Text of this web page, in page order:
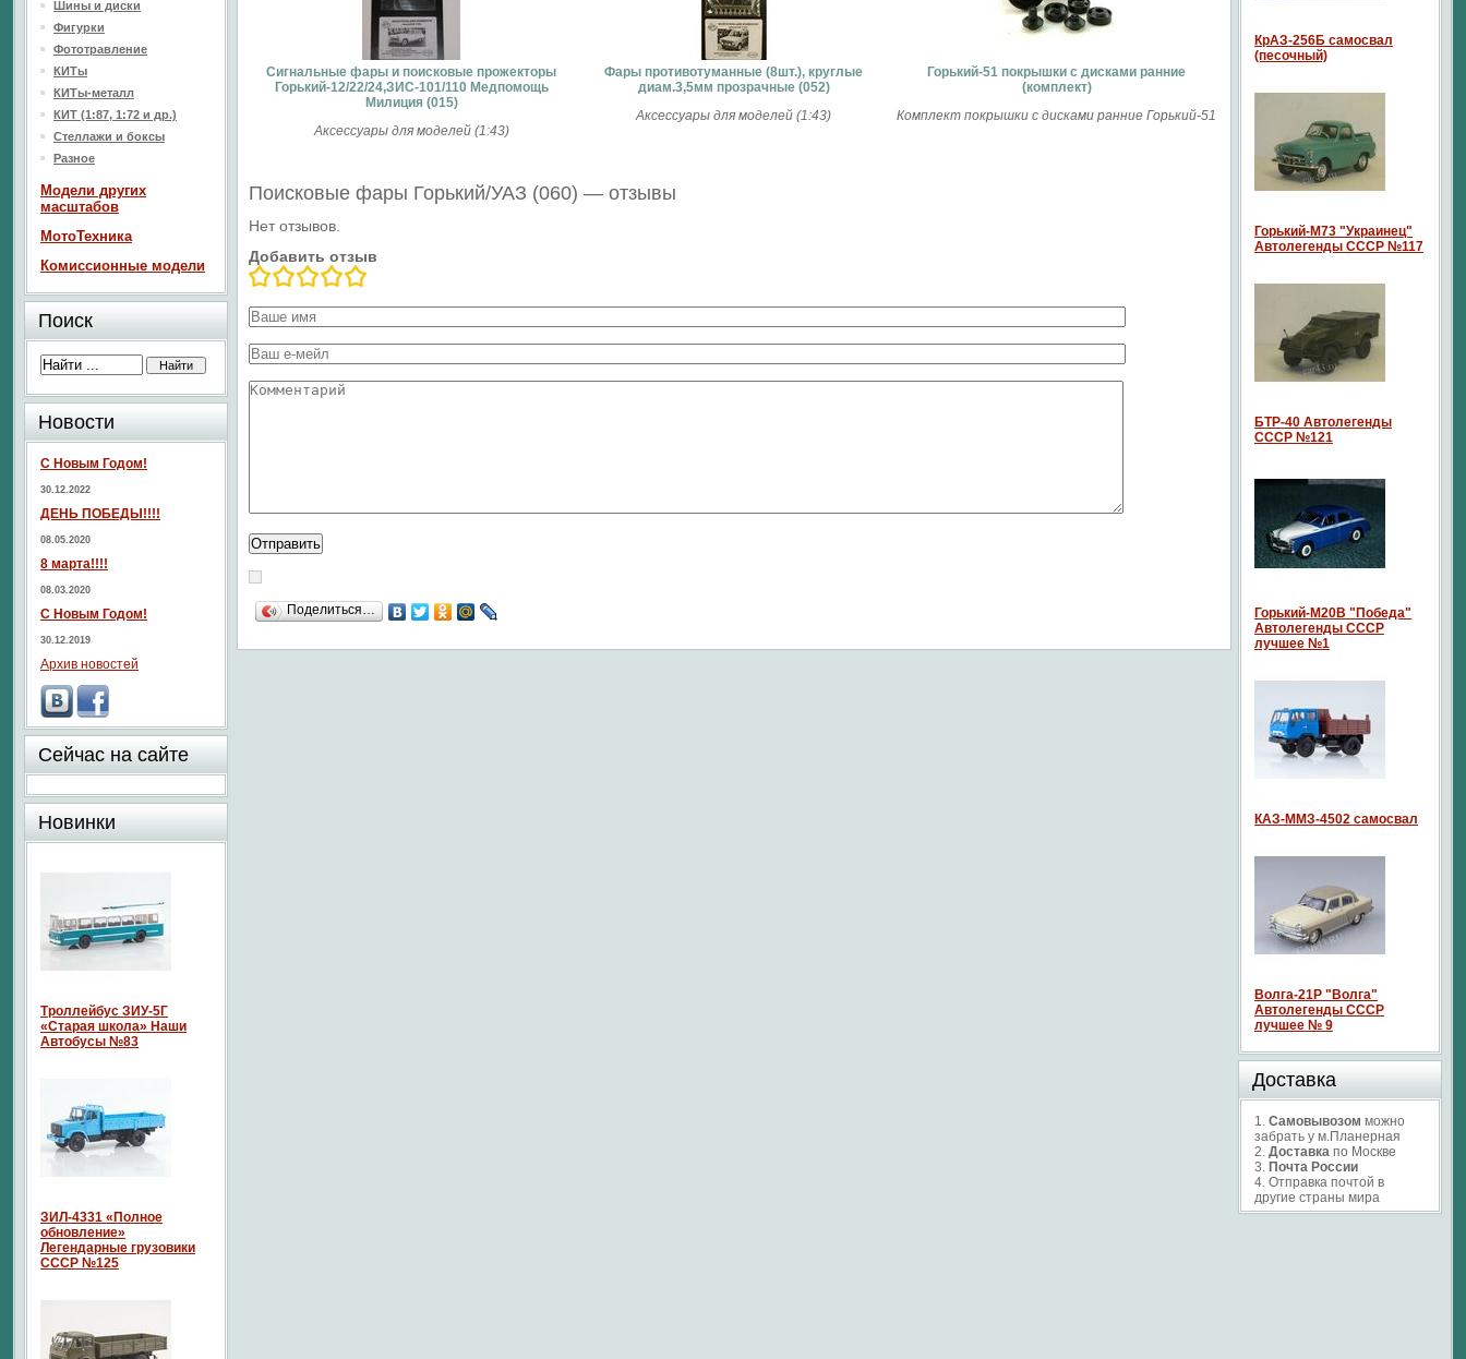
Сигнальные фары и поисковые прожекторы
Горький-12/22/24,ЗИС-101/110 Медпомощь
Милиция (015)
Аксессуары для моделей (1:43)
Фары противотуманные (8шт.), круглые
диам.3,5мм прозрачные (052)
Аксессуары для моделей (1:43)
Горький-51 покрышки с дисками ранние
(комплект)
Комплект покрышки с дисками ранние Горький-51
Поисковые фары Горький/УАЗ (060) — отзывы
Нет отзывов.
Добавить отзыв
Поделиться…
Шины и диски
Фигурки
Фототравление
КИТы
КИТы-металл
КИТ (1:87, 1:72 и др.)
Стеллажи и боксы
Разное
Модели других
масштабов
МотоТехника
Комиссионные модели
Поиск
Новости
С Новым Годом!
30.12.2022
ДЕНЬ ПОБЕДЫ!!!!
08.05.2020
8 марта!!!!
08.03.2020
С Новым Годом!
30.12.2019
Архив новостей
Сейчас на сайте
Новинки
Троллейбус ЗИУ-5Г
«Старая школа» Наши
Автобусы №83
ЗИЛ-4331 «Полное
обновление»
Легендарные грузовики
СССР №125
КрАЗ-256Б самосвал
(песочный)
Горький-М73 "Украинец"
Автолегенды СССР №117
БТР-40 Автолегенды
СССР №121
Горький-М20В "Победа"
Автолегенды СССР
лучшее №1
КАЗ-ММЗ-4502 самосвал
Волга-21P "Волга"
Автолегенды СССР
лучшее № 9
Доставка
1. Самовывозом можно
забрать у м.Планерная
2. Доставка по Москве
3. Почта России
4. Отправка почтой в
другие страны мира